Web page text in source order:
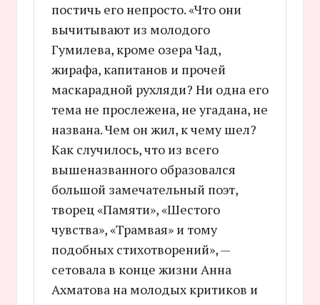
постичь его непросто. «Что они
вычитывают из молодого
Гумилева, кроме озера Чад,
жирафа, капитанов и прочей
маскарадной рухляди? Ни одна его
тема не прослежена, не угадана, не
названа. Чем он жил, к чему шел?
Как случилось, что из всего
вышеназванного образовался
большой замечательный поэт,
творец «Памяти», «Шестого
чувства», «Трамвая» и тому
подобных стихотворений», —
сетовала в конце жизни Анна
Ахматова на молодых критиков и